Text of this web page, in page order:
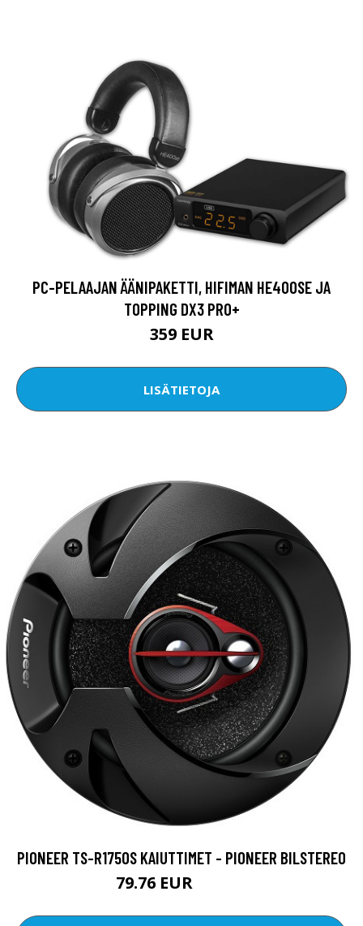
PC-PELAAJAN ÄÄNIPAKETTI, HIFIMAN HE400SE JA
TOPPING DX3 PRO+
359 EUR
LISÄTIETOJA
PIONEER TS-R1750S KAIUTTIMET - PIONEER BILSTEREO
79.76 EUR